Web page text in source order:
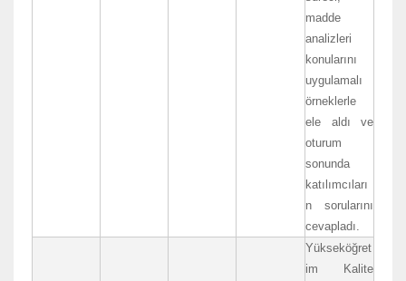
madde
analizleri
konularını
uygulamalı
örneklerle
ele aldı ve
oturum
sonunda
katılımcıları
n sorularını
cevapladı.
Yükseköğret
im Kalite